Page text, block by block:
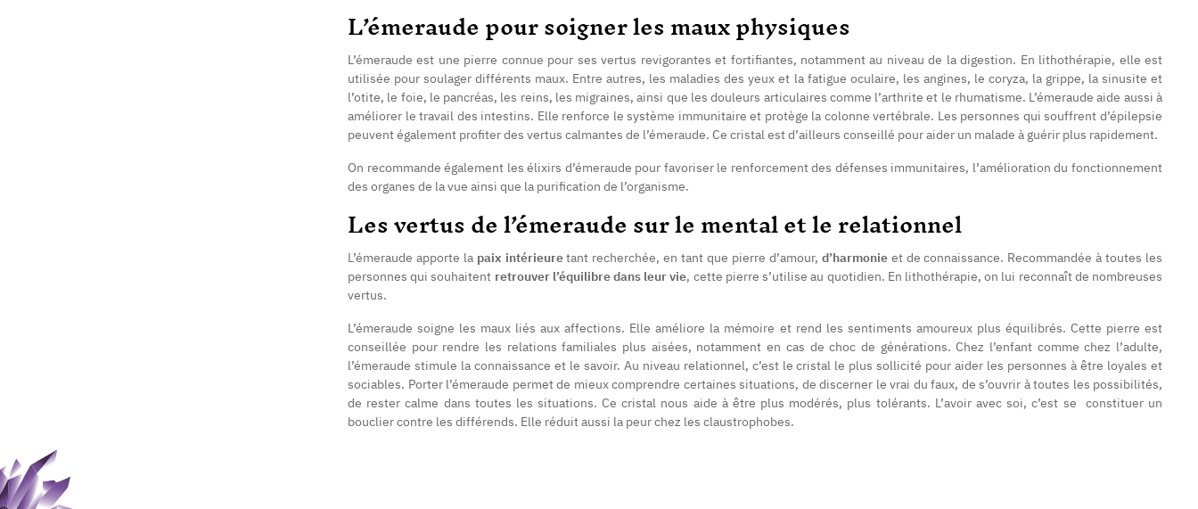
L’émeraude pour soigner les maux physiques
L’émeraude est une pierre connue pour ses vertus revigorantes et fortifiantes, notamment au niveau de la digestion. En lithothérapie, elle est
utilisée pour soulager différents maux. Entre autres, les maladies des yeux et la fatigue oculaire, les angines, le coryza, la grippe, la sinusite et
l’otite, le foie, le pancréas, les reins, les migraines, ainsi que les douleurs articulaires comme l’arthrite et le rhumatisme. L’émeraude aide aussi à
améliorer le travail des intestins. Elle renforce le système immunitaire et protège la colonne vertébrale. Les personnes qui souffrent d’épilepsie
peuvent également profiter des vertus calmantes de l’émeraude. Ce cristal est d’ailleurs conseillé pour aider un malade à guérir plus rapidement.
On recommande également les élixirs d’émeraude pour favoriser le renforcement des défenses immunitaires, l’amélioration du fonctionnement
des organes de la vue ainsi que la purification de l’organisme.
Les vertus de l’émeraude sur le mental et le relationnel
L’émeraude apporte lapaix intérieuretant recherchée, en tant que pierre d’amour, d’harmonieet de connaissance. Recommandée à toutes les
personnes qui souhaitent retrouver l’équilibre dans leur vie, cette pierre s’utilise au quotidien. En lithothérapie, on lui reconnaît de nombreuses
vertus.
L’émeraude soigne les maux liés aux affections. Elle améliore la mémoire et rend les sentiments amoureux plus équilibrés. Cette pierre est
conseillée pour rendre les relations familiales plus aisées, notamment en cas de choc de générations. Chez l’enfant comme chez l’adulte,
l’émeraude stimule la connaissance et le savoir. Au niveau relationnel, c’est le cristal le plus sollicité pour aider les personnes à être loyales et
sociables. Porter l’émeraude permet de mieux comprendre certaines situations, de discerner le vrai du faux, de s’ouvrir à toutes les possibilités,
de rester calme dans toutes les situations. Ce cristal nous aide à être plus modérés, plus tolérants. L’avoir avec soi, c’est se constituer un
bouclier contre les différends. Elle réduit aussi la peur chez les claustrophobes.